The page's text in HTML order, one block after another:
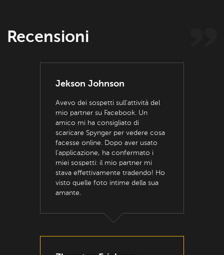
Recensioni
Jekson Johnson
Avevo dei sospetti sull'attività del
mio partner su Facebook. Un
amico mi ha consigliato di
scaricare Spynger per vedere cosa
facesse online. Dopo aver usato
l'applicazione, ha confermato i
miei sospetti: il mio partner mi
stava effettivamente tradendo! Ho
visto quelle foto intime della sua
amante.